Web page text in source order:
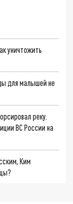
уничтожить
для малышей не
реку.
ВС России на
Ким